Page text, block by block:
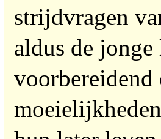
strijdvragen
aldus de jonge
voorbereidend